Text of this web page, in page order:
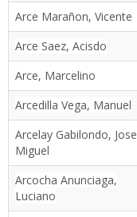
Arce Marañon, Vicente
Arce Saez, Acisdo
Arce, Marcelino
Arcedilla Vega, Manuel
Arcelay Gabilondo, Jose
Miguel
Arcocha Anunciaga,
Luciano